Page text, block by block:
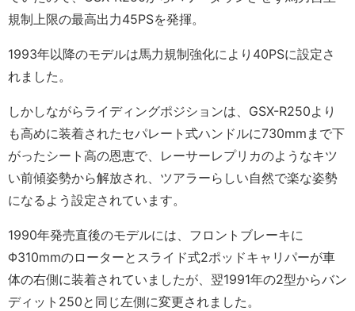
規制上限の最高出力45PSを発揮。
1993年以降のモデルは馬力規制強化により40PSに設定さ
れました。
しかしながらライディングポジションは、GSX-R250より
も高めに装着されたセパレート式ハンドルに730mmまで下
がったシート高の恩恵で、レーサーレプリカのようなキツ
い前傾姿勢から解放され、ツアラーらしい自然で楽な姿勢
になるよう設定されています。
1990年発売直後のモデルには、フロントブレーキに
Φ310mmのローターとスライド式2ポッドキャリパーが車
体の右側に装着されていましたが、翌1991年の2型からバン
ディット250と同じ左側に変更されました。